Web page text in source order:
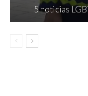
5 noticias